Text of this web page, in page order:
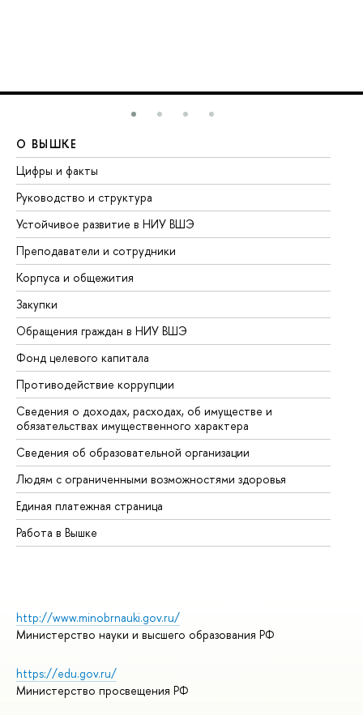
О ВЫШКЕ
Цифры и факты
Руководство и структура
Устойчивое развитие в НИУ ВШЭ
Преподаватели и сотрудники
Корпуса и общежития
Закупки
Обращения граждан в НИУ ВШЭ
Фонд целевого капитала
Противодействие коррупции
Сведения о доходах, расходах, об имуществе и
обязательствах имущественного характера
Сведения об образовательной организации
Людям с ограниченными возможностями здоровья
Единая платежная страница
Работа в Вышке
http://www.minobrnauki.gov.ru/
Министерство науки и высшего образования РФ
https://edu.gov.ru/
Министерство просвещения РФ